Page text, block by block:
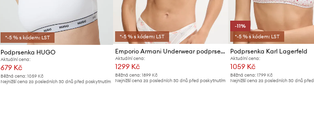
*-5 % s kódem: LST
Podprsenka HUGO
Aktuální cena:
679 Kč
Běžná cena:1059 Kč
Nejnižší cena za posledních 30 dnů před poskytnutím
*-5 % s kódem: LST
Emporio Armani Underwear podprsenka
Aktuální cena:
1299 Kč
Běžná cena: 1899 Kč
Nejnižší cena za posledních 30 dnů před poskytnutím
-11%
*-5 % s kódem: LST
Podprsenka Karl Lagerfeld
Aktuální cena:
1059 Kč
Běžná cena: 1799 Kč
Nejnižší cena za posledních 30 dnů